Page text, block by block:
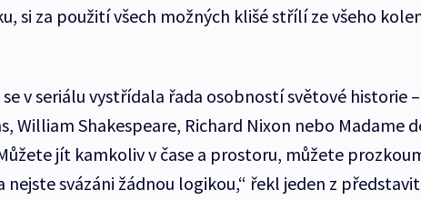
si za použití všech možných klišé střílí ze všeho
v seriálu vystřídala řada osobností světové historie –
William Shakespeare, Richard Nixon nebo Madame
jít kamkoliv v čase a prostoru, můžete
nejste svázáni žádnou logikou,“ řekl jeden z